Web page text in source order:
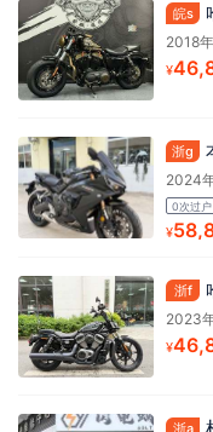
皖s
2018
¥
浙g
2024
0次过户
¥
浙f
2023
¥